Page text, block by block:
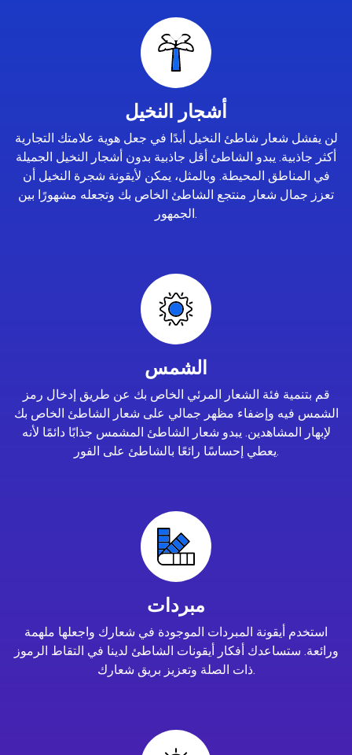
أشجار النخيل
لن يفشل شعار شاطئ النخيل أبدًا في جعل هوية علامتك التجارية
أكثر جاذبية. يبدو الشاطئ أقل جاذبية بدون أشجار النخيل الجميلة
في المناطق المحيطة. وبالمثل، يمكن لأيقونة شجرة النخيل أن
تعزز جمال شعار منتجع الشاطئ الخاص بك وتجعله مشهورًا بين
الجمهور.
الشمس
قم بتنمية فئة الشعار المرئي الخاص بك عن طريق إدخال رمز
الشمس فيه وإضفاء مظهر جمالي على شعار الشاطئ الخاص بك
لإبهار المشاهدين. يبدو شعار الشاطئ المشمس جذابًا دائمًا لأنه
يعطي إحساسًا رائعًا بالشاطئ على الفور.
مبردات
استخدم أيقونة المبردات الموجودة في شعارك واجعلها ملهمة
ورائعة. ستساعدك أفكار أيقونات الشاطئ لدينا في التقاط الرموز
ذات الصلة وتعزيز بريق شعارك.